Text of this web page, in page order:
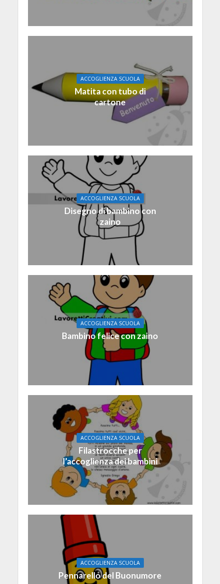
ACCOGLIENZA SCUOLA
Matita con tubo di
cartone
ACCOGLIENZA SCUOLA
Disegno di bambino con
zaino
ACCOGLIENZA SCUOLA
Bambino felice con zaino
ACCOGLIENZA SCUOLA
Filastrocche per
l’accoglienza dei bambini
ACCOGLIENZA SCUOLA
Pennarello del Buonumore